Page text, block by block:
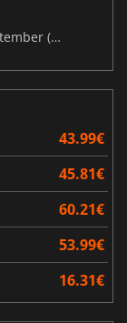
Nieuwe Videogames van de week - 20 september (week 37)
43.99€
45.81€
60.21€
53.99€
16.31€